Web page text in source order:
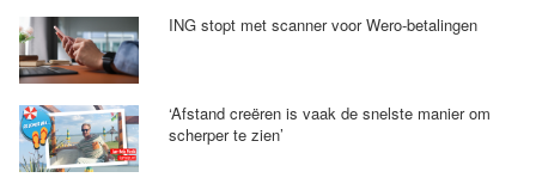
ING stopt met scanner voor Wero-betalingen
‘Afstand creëren is vaak de snelste manier om
scherper te zien’